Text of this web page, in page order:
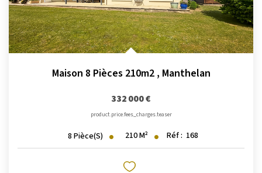
Maison 8 Pièces 210m2 , Manthelan
332 000 €
product.price.fees_charges.teaser
8 Pièce(s) 210M² Réf : 168